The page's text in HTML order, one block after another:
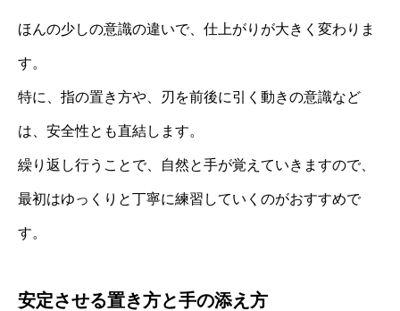
ほんの少しの意識の違いで、仕上がりが大きく変わりま
す。
特に、指の置き方や、刃を前後に引く動きの意識など
は、安全性とも直結します。
繰り返し行うことで、自然と手が覚えていきますので、
最初はゆっくりと丁寧に練習していくのがおすすめで
す。
安定させる置き方と手の添え方